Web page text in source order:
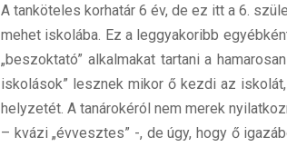
A tanköteles korhatár 6 év, de ez itt a 6.
mehet iskolába. Ez a leggyakoribb
„beszoktató” alkalmakat tartani a
iskolások” lesznek mikor ő kezdi az
helyzetét. A tanárokéról nem merek
– kvázi „évvesztes” -, de úgy, hogy ő